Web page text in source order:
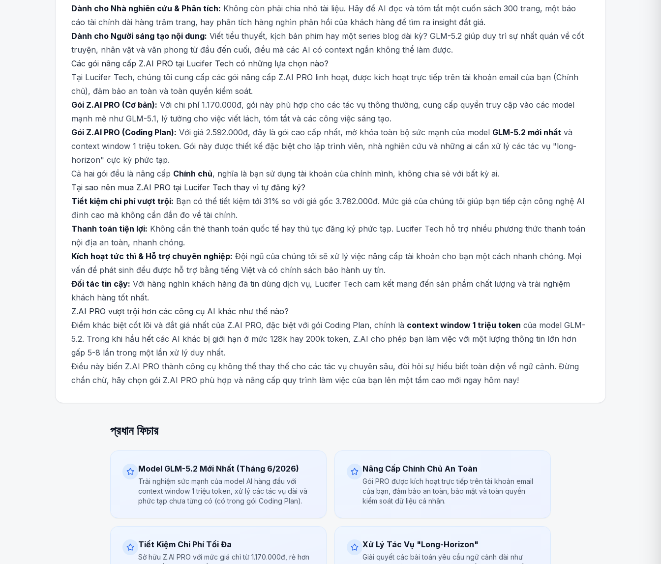
Dành cho Nhà nghiên cứu & Phân tích: Không còn phải chia nhỏ tài liệu. Hãy để AI đọc và tóm tắt một cuốn sách 300 trang, một báo
cáo tài chính dài hàng trăm trang, hay phân tích hàng nghìn phản hồi của khách hàng để tìm ra insight đắt giá.
Dành cho Người sáng tạo nội dung: Viết tiểu thuyết, kịch bản phim hay một series blog dài kỳ? GLM-5.2 giúp duy trì sự nhất quán về cốt
truyện, nhân vật và văn phong từ đầu đến cuối, điều mà các AI có context ngắn không thể làm được.
Các gói nâng cấp Z.AI PRO tại Lucifer Tech có những lựa chọn nào?
Tại Lucifer Tech, chúng tôi cung cấp các gói nâng cấp Z.AI PRO linh hoạt, được kích hoạt trực tiếp trên tài khoản email của bạn (Chính
chủ), đảm bảo an toàn và toàn quyền kiểm soát.
Gói Z.AI PRO (Cơ bản): Với chi phí 1.170.000đ, gói này phù hợp cho các tác vụ thông thường, cung cấp quyền truy cập vào các model
mạnh mẽ như GLM-5.1, lý tưởng cho việc viết lách, tóm tắt và các công việc sáng tạo.
Gói Z.AI PRO (Coding Plan): Với giá 2.592.000đ, đây là gói cao cấp nhất, mở khóa toàn bộ sức mạnh của model GLM-5.2 mới nhất và
context window 1 triệu token. Gói này được thiết kế đặc biệt cho lập trình viên, nhà nghiên cứu và những ai cần xử lý các tác vụ "long-
horizon" cực kỳ phức tạp.
Cả hai gói đều là nâng cấp Chính chủ, nghĩa là bạn sử dụng tài khoản của chính mình, không chia sẻ với bất kỳ ai.
Tại sao nên mua Z.AI PRO tại Lucifer Tech thay vì tự đăng ký?
Tiết kiệm chi phí vượt trội: Bạn có thể tiết kiệm tới 31% so với giá gốc 3.782.000đ. Mức giá của chúng tôi giúp bạn tiếp cận công nghệ AI
đỉnh cao mà không cần đắn đo về tài chính.
Thanh toán tiện lợi: Không cần thẻ thanh toán quốc tế hay thủ tục đăng ký phức tạp. Lucifer Tech hỗ trợ nhiều phương thức thanh toán
nội địa an toàn, nhanh chóng.
Kích hoạt tức thì & Hỗ trợ chuyên nghiệp: Đội ngũ của chúng tôi sẽ xử lý việc nâng cấp tài khoản cho bạn một cách nhanh chóng. Mọi
vấn đề phát sinh đều được hỗ trợ bằng tiếng Việt và có chính sách bảo hành uy tín.
Đối tác tin cậy: Với hàng nghìn khách hàng đã tin dùng dịch vụ, Lucifer Tech cam kết mang đến sản phẩm chất lượng và trải nghiệm
khách hàng tốt nhất.
Z.AI PRO vượt trội hơn các công cụ AI khác như thế nào?
Điểm khác biệt cốt lõi và đắt giá nhất của Z.AI PRO, đặc biệt với gói Coding Plan, chính là context window 1 triệu token của model GLM-
5.2. Trong khi hầu hết các AI khác bị giới hạn ở mức 128k hay 200k token, Z.AI cho phép bạn làm việc với một lượng thông tin lớn hơn
gấp 5-8 lần trong một lần xử lý duy nhất.
Điều này biến Z.AI PRO thành công cụ không thể thay thế cho các tác vụ chuyên sâu, đòi hỏi sự hiểu biết toàn diện về ngữ cảnh. Đừng
chần chừ, hãy chọn gói Z.AI PRO phù hợp và nâng cấp quy trình làm việc của bạn lên một tầm cao mới ngay hôm nay!
প্রধান ফিচার
Model GLM-5.2 Mới Nhất (Tháng 6/2026)
Trải nghiệm sức mạnh của model AI hàng đầu với
context window 1 triệu token, xử lý các tác vụ dài và
phức tạp chưa từng có (có trong gói Coding Plan).
Nâng Cấp Chính Chủ An Toàn
Gói PRO được kích hoạt trực tiếp trên tài khoản email
của bạn, đảm bảo an toàn, bảo mật và toàn quyền
kiểm soát dữ liệu cá nhân.
Tiết Kiệm Chi Phí Tối Đa
Sở hữu Z.AI PRO với mức giá chỉ từ 1.170.000đ, rẻ hơn
Xử Lý Tác Vụ "Long-Horizon"
Giải quyết các bài toán yêu cầu ngữ cảnh dài như